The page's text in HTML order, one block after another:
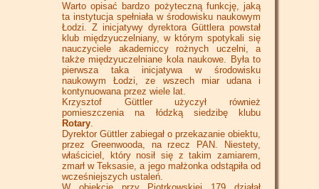
Warto opisać bardzo pożyteczną funkcję, jaką
ta instytucja spełniała w środowisku naukowym
Łodzi. Z inicjatywy dyrektora Güttlera powstał
klub międzyuczelniany, w którym spotykali się
nauczyciele akademiccy rożnych uczelni, a
także międzyuczelniane kola naukowe. Była to
pierwsza taka inicjatywa w środowisku
naukowym Łodzi, ze wszech miar udana i
kontynuowana przez wiele lat.
Krzysztof Güttler użyczył również
pomieszczenia na łódzką siedzibę klubu
Rotary.
Dyrektor Güttler zabiegał o przekazanie obiektu,
przez Greenwooda, na rzecz PAN. Niestety,
właściciel, który nosił się z takim zamiarem,
zmarł w Teksasie, a jego małżonka odstąpiła od
wcześniejszych ustaleń.